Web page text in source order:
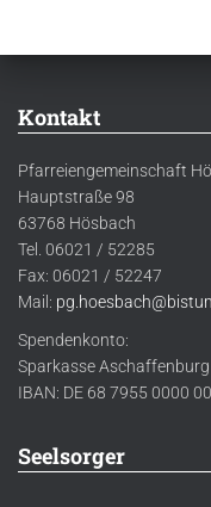
Kontakt
Pfarreiengemeinschaft
Hauptstraße 98
63768 Hösbach
Tel. 06021 / 52285
Fax: 06021 / 52247
Mail:
Spendenkonto:
Sparkasse
IBAN: DE 68 7955 0000
Seelsorger